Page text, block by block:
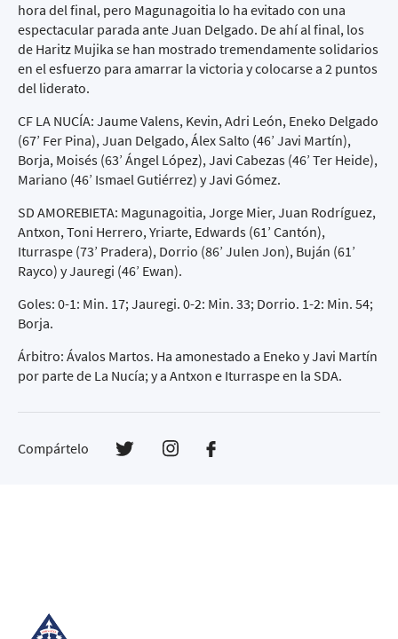
hora del final, pero Magunagoitia lo ha evitado con una
espectacular parada ante Juan Delgado. De ahí al final, los
de Haritz Mujika se han mostrado tremendamente solidarios
en el esfuerzo para amarrar la victoria y colocarse a 2 puntos
del liderato.
CF LA NUCÍA: Jaume Valens, Kevin, Adri León, Eneko Delgado
(67’ Fer Pina), Juan Delgado, Álex Salto (46’ Javi Martín),
Borja, Moisés (63’ Ángel López), Javi Cabezas (46’ Ter Heide),
Mariano (46’ Ismael Gutiérrez) y Javi Gómez.
SD AMOREBIETA: Magunagoitia, Jorge Mier, Juan Rodríguez,
Antxon, Toni Herrero, Yriarte, Edwards (61’ Cantón),
Iturraspe (73’ Pradera), Dorrio (86’ Julen Jon), Buján (61’
Rayco) y Jauregi (46’ Ewan).
Goles: 0-1: Min. 17; Jauregi. 0-2: Min. 33; Dorrio. 1-2: Min. 54;
Borja.
Árbitro: Ávalos Martos. Ha amonestado a Eneko y Javi Martín
por parte de La Nucía; y a Antxon e Iturraspe en la SDA.
Compártelo